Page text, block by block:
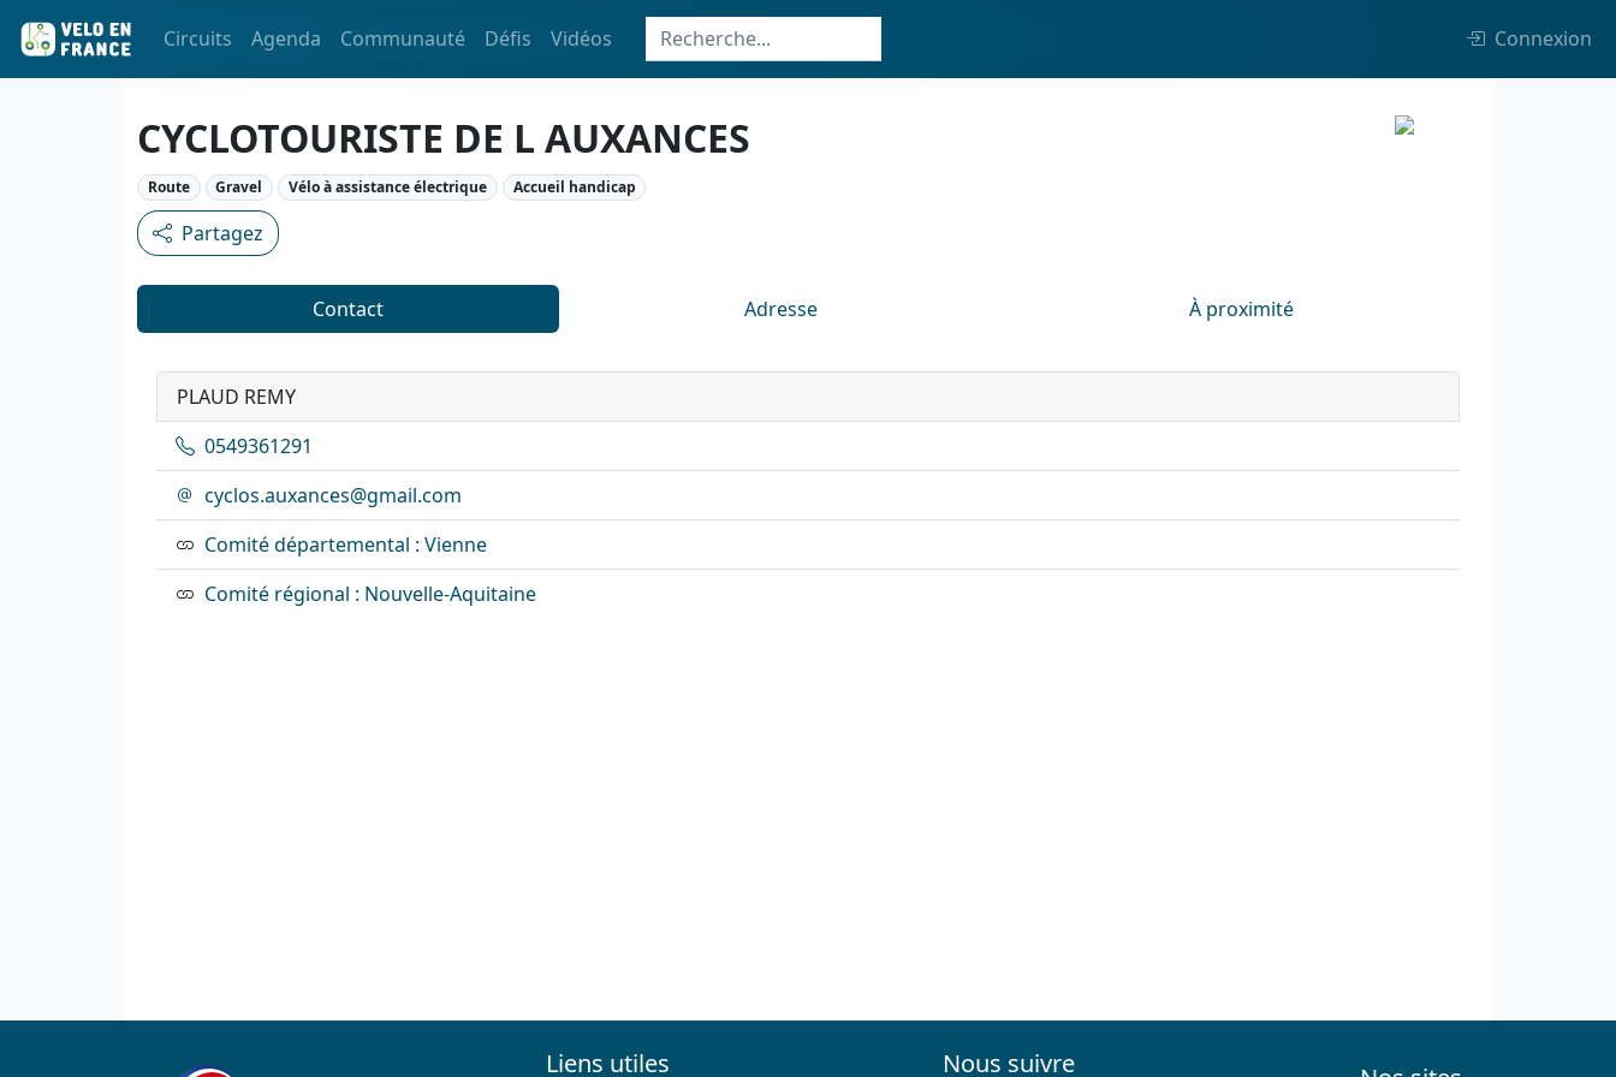
Circuits Agenda Communauté Défis Vidéos Connexion
CYCLOTOURISTE DE L AUXANCES
Route Gravel Vélo à assistance électrique Accueil handicap
Partagez
Contact Adresse À proximité
PLAUD REMY
0549361291
cyclos.auxances@gmail.com
Comité départemental : Vienne
Comité régional : Nouvelle-Aquitaine
Liens utiles Nous suivre